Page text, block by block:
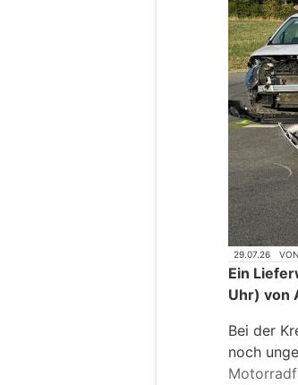
29.07.26 VON
Ein
Uhr) von
Bei der
noch